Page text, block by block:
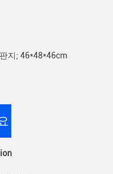
지; 46*48*46cm